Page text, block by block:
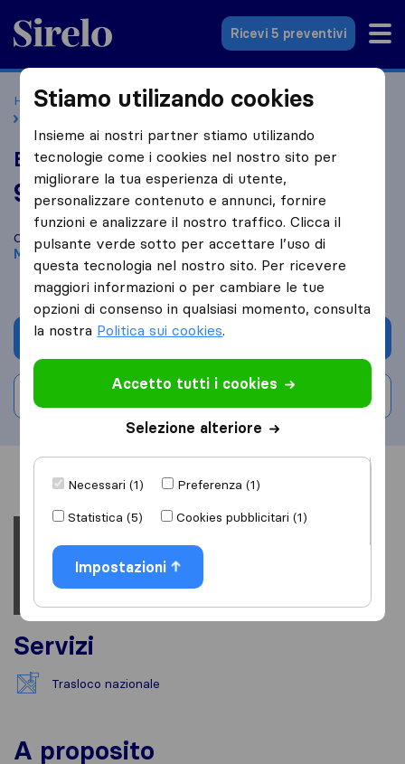
Sirelo.it
Ricevi 5 preventivi
Home Le 10 migliori aziende di traslochi in Italia
Eurogold Traslochi
9,2 basato su 11
recensioni di Sirelo e Google
i
Confronta Eurogold Traslochi con altreaziende di traslochi
Mirandola
Chiedi preventivo
Informazioni Recensioni
Servizi
Trasloco nazionale
A proposito
Stiamo utilizando cookies
Insieme ai nostri partner stiamo utilizando
tecnologie come i cookies nel nostro sito per
migliorare la tua esperienza di utente,
personalizzare contenuto e annunci, fornire
funzioni e analizzare il nostro traffico. Clicca il
pulsante verde sotto per accettare l’uso di
questa tecnologia nel nostro sito. Per ricevere
maggiori informazioni o per cambiare le tue
opzioni di consenso in qualsiasi momento, consulta
la nostra Politica sui cookies.
Accetto tutti i cookies
Selezione alteriore
Necessari (1)
Preferenza (1)
Statistica (5)
Cookies pubblicitari (1)
Impostazioni